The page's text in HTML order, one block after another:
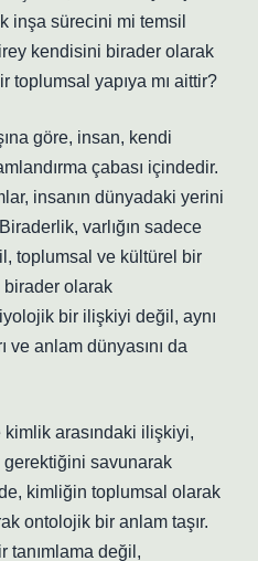
inşa sürecini mi temsil
kendisini birader olarak
toplumsal yapıya mı aittir?
göre, insan, kendi
çabası içindedir.
insanın dünyadaki yerini
varlığın sadece
toplumsal ve kültürel bir
birader olarak
bir ilişkiyi değil, aynı
ve anlam dünyasını da
arasındaki ilişkiyi,
gerektiğini savunarak
kimliğin toplumsal olarak
ontolojik bir anlam taşır.
tanımlama değil,